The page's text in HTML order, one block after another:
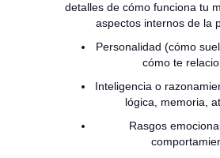
detalles de cómo funciona tu
aspectos internos de la
Personalidad (cómo
cómo te
Inteligencia o
lógica, memoria,
Rasgos